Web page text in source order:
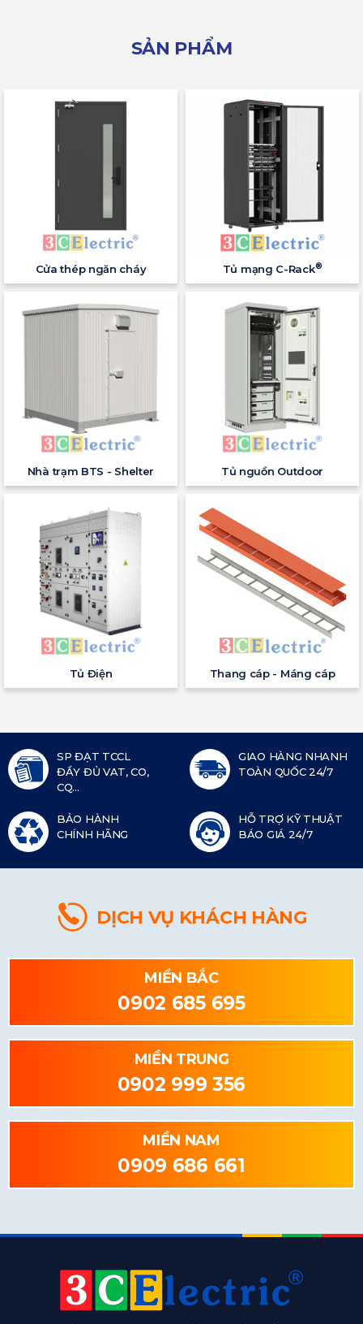
SẢN PHẨM
Cửa thép ngăn cháy Tủ mạng C-Rack®
Nhà trạm BTS - Shelter Tủ nguồn Outdoor
Tủ Điện Thang cáp - Máng cáp
SP ĐẠT TCCL
ĐẦY ĐỦ VAT, CO,
CQ...
GIAO HÀNG NHANH
TOÀN QUỐC 24/7
BẢO HÀNH
CHÍNH HÃNG
HỖ TRỢ KỸ THUẬT
BÁO GIÁ 24/7
DỊCH VỤ KHÁCH HÀNG
MIỀN BẮC
0902 685 695
MIỀN TRUNG
0902 999 356
MIỀN NAM
0909 686 661